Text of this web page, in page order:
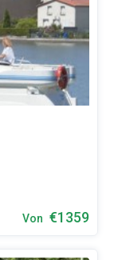
Von €1359